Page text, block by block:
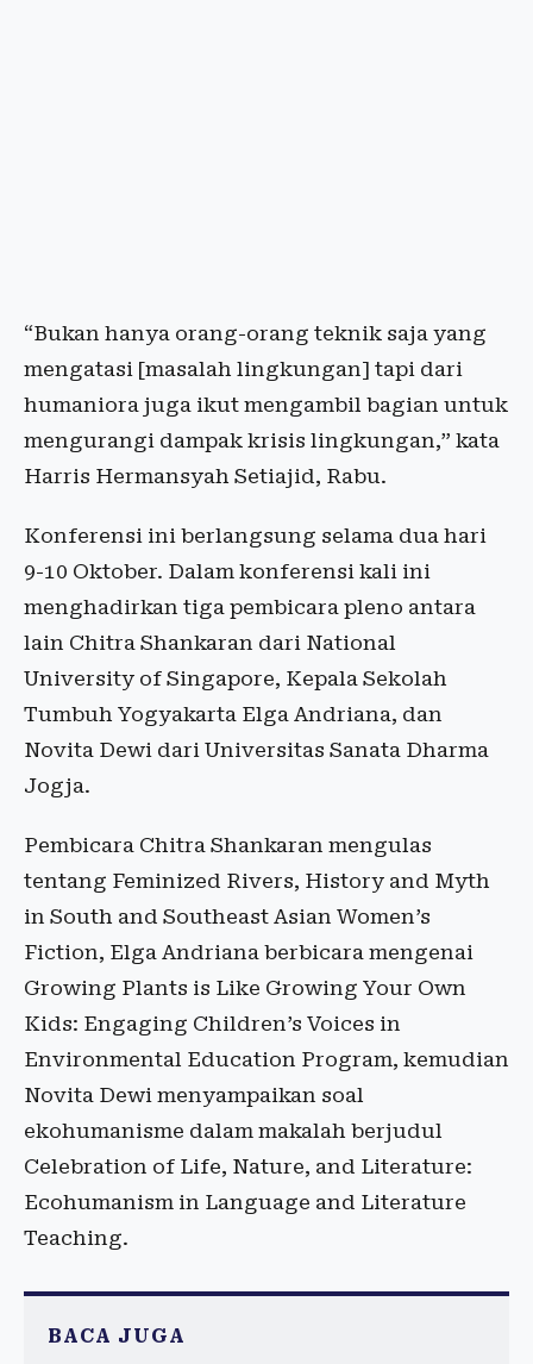
“Bukan hanya orang-orang teknik saja yang
mengatasi [masalah lingkungan] tapi dari
humaniora juga ikut mengambil bagian untuk
mengurangi dampak krisis lingkungan,” kata
Harris Hermansyah Setiajid, Rabu.
Konferensi ini berlangsung selama dua hari
9-10 Oktober. Dalam konferensi kali ini
menghadirkan tiga pembicara pleno antara
lain Chitra Shankaran dari National
University of Singapore, Kepala Sekolah
Tumbuh Yogyakarta Elga Andriana, dan
Novita Dewi dari Universitas Sanata Dharma
Jogja.
Pembicara Chitra Shankaran mengulas
tentang Feminized Rivers, History and Myth
in South and Southeast Asian Women’s
Fiction, Elga Andriana berbicara mengenai
Growing Plants is Like Growing Your Own
Kids: Engaging Children’s Voices in
Environmental Education Program, kemudian
Novita Dewi menyampaikan soal
ekohumanisme dalam makalah berjudul
Celebration of Life, Nature, and Literature:
Ecohumanism in Language and Literature
Teaching.
BACA JUGA